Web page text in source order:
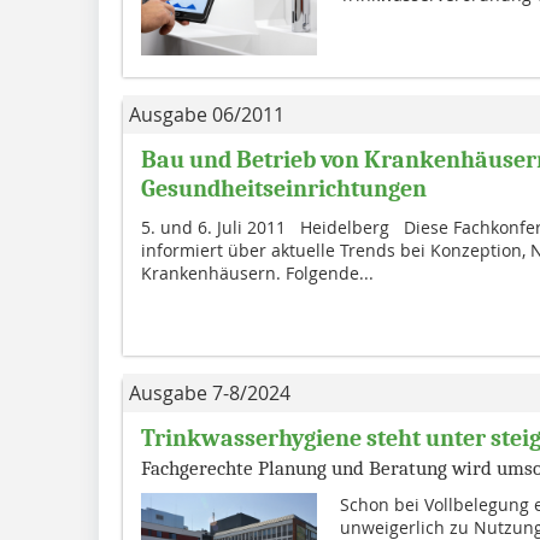
Ausgabe 06/2011
Bau und Betrieb von
Gesundheitseinrichtungen
5. und 6. Juli 2011 Heidelberg Diese
informiert über aktuelle Trends bei Konzeption,
Krankenhäusern. Folgende...
Ausgabe 7-8/2024
Trinkwasserhygiene steht unter
Fachgerechte Planung und Beratung wird
Schon bei
unweigerlich zu